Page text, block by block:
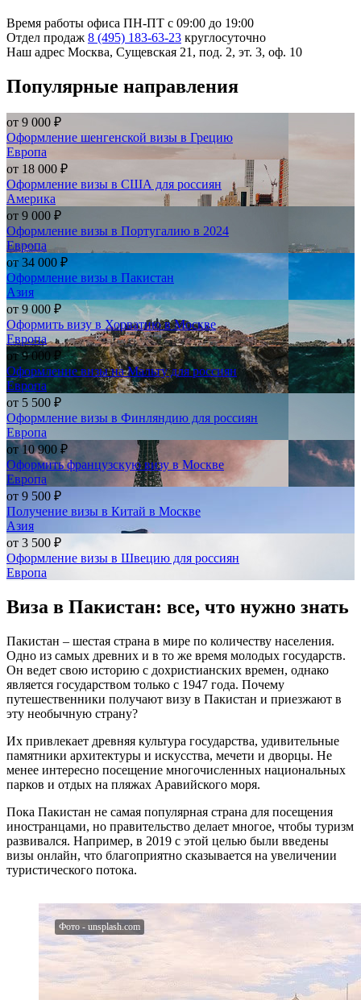
Время работы офиса ПН-ПТ с 09:00 до 19:00
Отдел продаж 8 (495) 183-63-23 круглосуточно
Наш адрес Москва, Сущевская 21, под. 2, эт. 3, оф. 10
Популярные направления
от 9 000 ₽
Оформление шенгенской визы в Грецию
Европа
от 18 000 ₽
Оформление визы в США для россиян
Америка
от 9 000 ₽
Оформление визы в Португалию в 2024
Европа
от 34 000 ₽
Оформление визы в Пакистан
Азия
от9 000 ₽
Оформить визу в Хорватию в Москве
Европа
от9 000 ₽
Оформление визы на Мальту для россиян
Европа
от 5 500 ₽
Оформление визы в Финляндию для россиян
Европа
от10 900 ₽
Оформить французскую визу в Москве
Европа
от 9 500 ₽
Получение визы в Китай в Москве
Азия
от 3 500 ₽
Оформление визы в Швецию для россиян
Европа
Виза в Пакистан: все, что нужно знать
Пакистан – шестая страна в мире по количеству населения.
Одно из самых древних и в то же время молодых государств.
Он ведет свою историю с дохристианских времен, однако
является государством только с 1947 года. Почему
путешественники получают визу в Пакистан и приезжают в
эту необычную страну?
Их привлекает древняя культура государства, удивительные
памятники архитектуры и искусства, мечети и дворцы. Не
менее интересно посещение многочисленных национальных
парков и отдых на пляжах Аравийского моря.
Пока Пакистан не самая популярная страна для посещения
иностранцами, но правительство делает многое, чтобы туризм
развивался. Например, в 2019 с этой целью были введены
визы онлайн, что благоприятно сказывается на увеличении
туристического потока.